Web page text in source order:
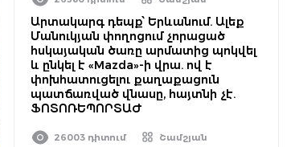
Արտակարգ դեպք՝ Երևանում. Ալեք
Մանուկյան փողոցում չորացած
հսկայական ծառը արմատից պոկվել
և ընկել է «Mazda»-ի վրա. ով է
փոխհատուցելու քաղաքացուն
պատճառված վնասը, հայտնի չէ.
ՖՈՏՈՌԵՊՈՐՏԱԺ
26003 դիտում Շամշյան